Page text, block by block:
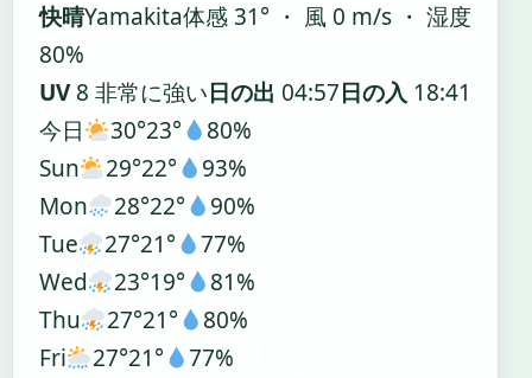
快晴Yamakita体感 31° ・ 風 0 m/s ・ 湿度
80%
UV8 非常に強い日の出 04:57日の入 18:41
今日
30°23°
80%
Sun
29°22°
93%
Mon
28°22°
90%
Tue
27°21°
77%
Wed
23°19°
81%
Thu
27°21°
80%
Fri
27°21°
77%